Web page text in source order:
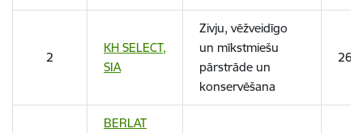
2
KH SELECT,
SIA
Zivju, vēžveidīgo
un mīkstmiešu
pārstrāde un
konservēšana
BERLAT